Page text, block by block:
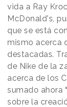
vida a Ray
McDonald's,
que se está
mismo acerca
destacadas.
de Nike de la
acerca de los
sumado ahora
sobre la